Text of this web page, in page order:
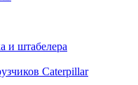
и штабелера
Caterpillar